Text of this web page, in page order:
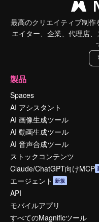
最高のクリエイティブ制作
エイター、企業、代理店
製品
Spaces
AI アシスタント
AI 画像生成ツール
AI 動画生成ツール
AI 音声合成ツール
ストックコンテンツ
Claude/ChatGPT向けMCP
エージェント 新規
API
モバイルアプリ
すべてのMagnificツール